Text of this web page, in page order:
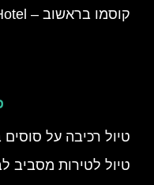
קוסמו בראשוב – Qosmo Brasov Hotel
טיול רכיבה על
טיול לטירות מסביב